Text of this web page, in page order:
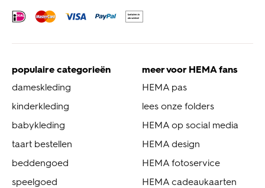
populaire categorieën
dameskleding
kinderkleding
babykleding
taart bestellen
beddengoed
speelgoed
meer voor HEMA fans
HEMA pas
lees onze folders
HEMA op social media
HEMA design
HEMA fotoservice
HEMA cadeaukaarten